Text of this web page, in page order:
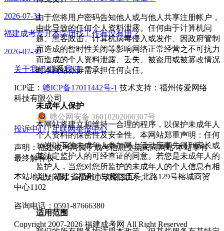
由于您将用户密码告知他人或与他人共享注册帐户，
由此导致的任何个人资料泄露。任何由于计算机问
题、黑客政击、计算机病毒侵入或发作、因政府管制
而造成的暂时性关闭等影响网络正常经营之不可抗力
而造成的个人资料泄露、丢失、被盗用或被篡改情况
时本网站亦毋需承担任何责任。
未成年人保护
本网站将建立和维持一合理的程序，以保护未成年人
个人资料的保密性及安全性。本网站郑重声明：任何
16岁以下的未成年人参加网上活动应事先得到家长或
其法定监护人的可经查证的同意。若您是未成年人的
监护人，当您对您所监护的未成年人的个人信息有相
关疑问时，请通过与我们联系。
适用范围
2026-07-31
福建成考专升本学历找工作有没有用？
2026-07-30
关于我们 联系我们
ICP证： 赣ICP备17011442号-1 技术支持：福州传爱网络
科技有限公司
赣公网安备 36010202000307号
投诉中心|互联网举报中心
声明：福建成考网属于成考信息交流民间网站 本站享有
最终解释权
本站地址：福建省福州市鼓楼区五一北路129号榕城商贸
中心1102
咨询电话：0591-87666380
Copyright 2007-2026 福建成考网 All Right Reserved